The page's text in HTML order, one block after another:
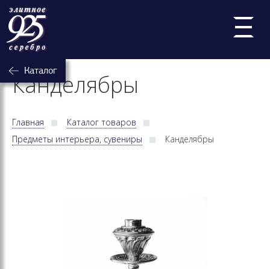
Каталог
Канделябры
Главная
Каталог товаров
Предметы интерьера, сувениры
Канделябры